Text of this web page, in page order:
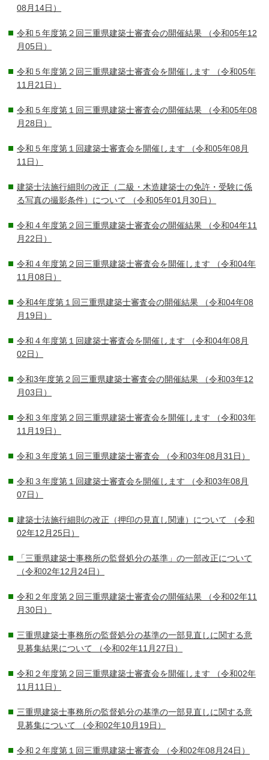
08月14日）
令和５年度第２回三重県建築士審査会の開催結果 （令和05年12
月05日）
令和５年度第２回三重県建築士審査会を開催します （令和05年
11月21日）
令和５年度第１回三重県建築士審査会の開催結果 （令和05年08
月28日）
令和５年度第１回建築士審査会を開催します （令和05年08月
11日）
建築士法施行細則の改正（二級・木造建築士の免許・受験に係
る写真の撮影条件）について （令和05年01月30日）
令和４年度第２回三重県建築士審査会の開催結果 （令和04年11
月22日）
令和４年度第２回三重県建築士審査会を開催します （令和04年
11月08日）
令和4年度第１回三重県建築士審査会の開催結果 （令和04年08
月19日）
令和４年度第１回建築士審査会を開催します （令和04年08月
02日）
令和3年度第２回三重県建築士審査会の開催結果 （令和03年12
月03日）
令和３年度第２回三重県建築士審査会を開催します （令和03年
11月19日）
令和３年度第１回三重県建築士審査会 （令和03年08月31日）
令和３年度第１回建築士審査会を開催します （令和03年08月
07日）
建築士法施行細則の改正（押印の見直し関連）について （令和
02年12月25日）
「三重県建築士事務所の監督処分の基準」の一部改正について
（令和02年12月24日）
令和２年度第２回三重県建築士審査会の開催結果 （令和02年11
月30日）
三重県建築士事務所の監督処分の基準の一部見直しに関する意
見募集結果について （令和02年11月27日）
令和２年度第２回三重県建築士審査会を開催します （令和02年
11月11日）
三重県建築士事務所の監督処分の基準の一部見直しに関する意
見募集について （令和02年10月19日）
令和２年度第１回三重県建築士審査会 （令和02年08月24日）